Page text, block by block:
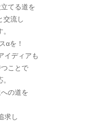
てる道を
交流し
αを！
イディアも
ことで
の道を
求し